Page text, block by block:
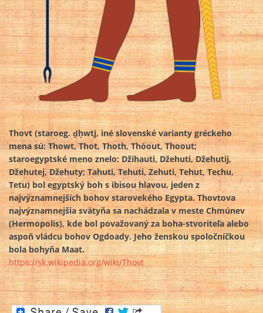
Thovt (staroeg. ḏḥwtj, iné slovenské varianty gréckeho
mena sú: Thowt, Thot, Thoth, Thóout, Thoout;
staroegyptské meno znelo: Džihauti, Džehuti, Džehutij,
Džehutej, Džehuty; Tahuti, Tehuti, Zehuti, Tehut, Techu,
Tetu) bol egyptský boh s ibisou hlavou, jeden z
najvýznamnejších bohov starovekého Egypta. Thovtova
najvýznamnejšia svätyňa sa nachádzala v meste Chmúnev
(Hermopolis), kde bol považovaný za boha-stvoriteľa alebo
aspoň vládcu bohov Ogdoady. Jeho ženskou spoločníčkou
bola bohyňa Maat.
https://sk.wikipedia.org/wiki/Thovt